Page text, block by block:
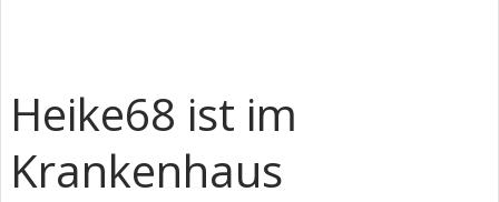
Heike68 ist im
Krankenhaus